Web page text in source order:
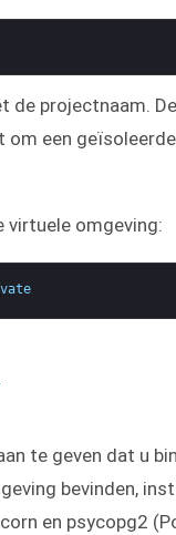
projectnaam.
om een
virtuele omgeving:
te geven dat u
bevinden,
en psycopg2